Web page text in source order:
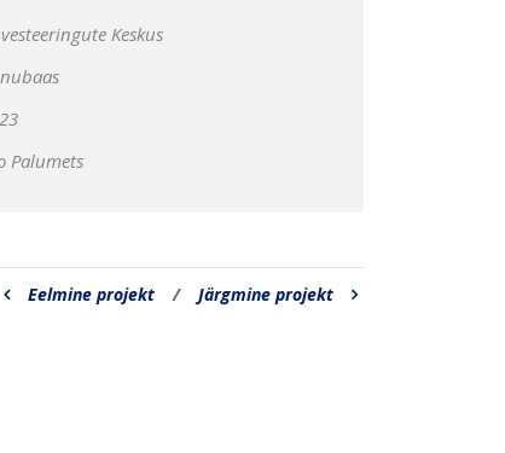
Keskus
Palumets
Eelmine projekt / Järgmine projekt